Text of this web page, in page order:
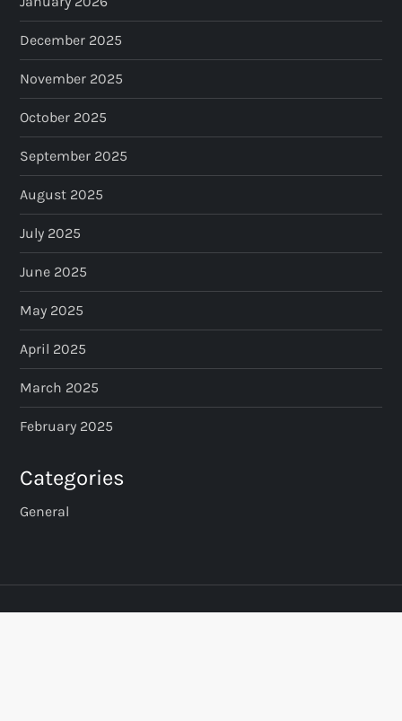
December 2025
November 2025
October 2025
September 2025
August 2025
July 2025
June 2025
May 2025
April 2025
March 2025
February 2025
Categories
General